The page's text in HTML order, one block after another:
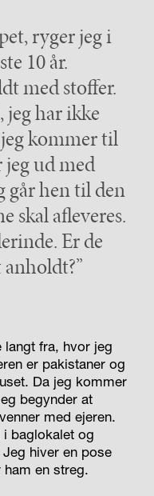
ryger jeg i
10 år.
med stoffer.
har ikke
kommer til
ud med
går hen til den
skal afleveres.
Er de
langt fra, hvor jeg
er pakistaner og
Da jeg kommer
begynder at
med ejeren.
i baglokalet og
hiver en pose
en streg.